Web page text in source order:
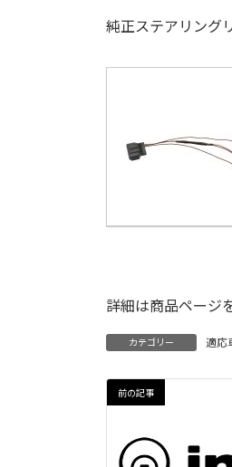
純正ステアリング
詳細は商品ページ
カテゴリー 適応
前の記事